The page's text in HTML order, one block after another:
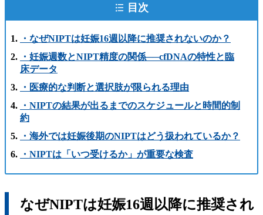
目次
・なぜNIPTは妊娠16週以降に推奨されないのか？
・妊娠週数とNIPT精度の関係──cfDNAの特性と臨
床データ
・医療的な判断と選択肢が限られる理由
・NIPTの結果が出るまでのスケジュールと時間的制
約
・海外では妊娠後期のNIPTはどう扱われているか？
・NIPTは「いつ受けるか」が重要な検査
なぜNIPTは妊娠16週以降に推奨され